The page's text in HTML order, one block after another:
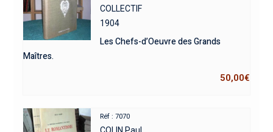
COLLECTIF
1904
Les Chefs-d’Oeuvre des Grands
Maîtres.
50,00€
Réf : 7070